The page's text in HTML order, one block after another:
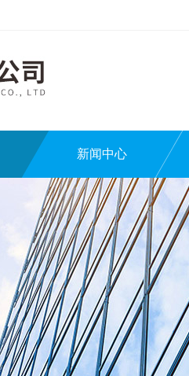
新闻中心